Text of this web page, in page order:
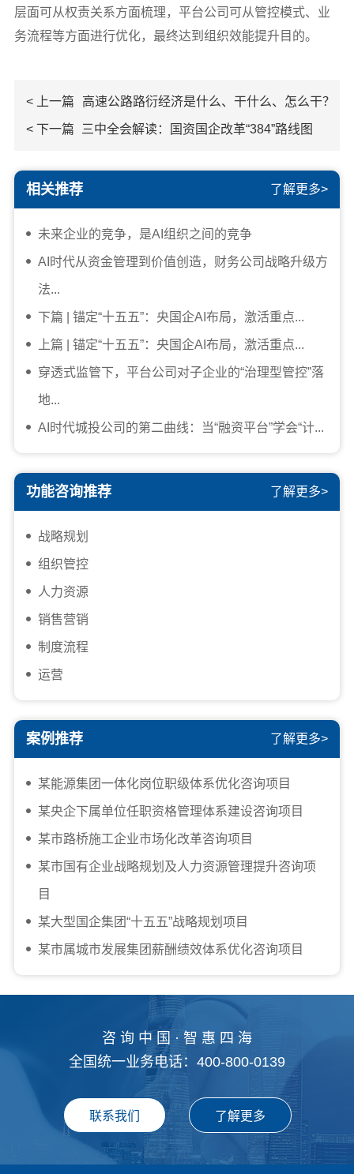
层面可从权责关系方面梳理，平台公司可从管控模式、业
务流程等方面进行优化，最终达到组织效能提升目的。
< 上一篇 高速公路路衍经济是什么、干什么、怎么干？
< 下一篇 三中全会解读：国资国企改革“384”路线图
相关推荐 了解更多>
未来企业的竞争，是AI组织之间的竞争
AI时代从资金管理到价值创造，财务公司战略升级方
法...
下篇 | 锚定“十五五”：央国企AI布局，激活重点...
上篇 | 锚定“十五五”：央国企AI布局，激活重点...
穿透式监管下，平台公司对子企业的“治理型管控”落
地...
AI时代城投公司的第二曲线：当“融资平台”学会“计...
功能咨询推荐 了解更多>
战略规划
组织管控
人力资源
销售营销
制度流程
运营
案例推荐 了解更多>
某能源集团一体化岗位职级体系优化咨询项目
某央企下属单位任职资格管理体系建设咨询项目
某市路桥施工企业市场化改革咨询项目
某市国有企业战略规划及人力资源管理提升咨询项
目
某大型国企集团“十五五”战略规划项目
某市属城市发展集团薪酬绩效体系优化咨询项目
咨 询 中 国 · 智 惠 四 海
全国统一业务电话：400-800-0139